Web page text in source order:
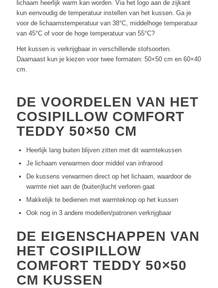
lichaam heerlijk warm kan worden. Via het logo aan de zijkant
kun eenvoudig de temperatuur instellen van het kussen. Ga je
voor de lichaamstemperatuur van 38°C, middelhoge temperatuur
van 45°C of voor de hoge temperatuur van 55°C?
Het kussen is verkrijgbaar in verschillende stofsoorten.
Daarnaast kun je kiezen voor twee formaten: 50×50 cm en 60×40
cm.
DE VOORDELEN VAN HET
COSIPILLOW COMFORT
TEDDY 50×50 CM
Heerlijk lang buiten blijven zitten met dit warmtekussen
Je lichaam verwarmen door middel van infrarood
De kussens verwarmen direct op het lichaam, waardoor de
warmte niet aan de (buiten)lucht verloren gaat
Makkelijk te bedienen met warmteknop op het kussen
Ook nog in 3 andere modellen/patronen verkrijgbaar
DE EIGENSCHAPPEN VAN
HET COSIPILLOW
COMFORT TEDDY 50×50
CM KUSSEN